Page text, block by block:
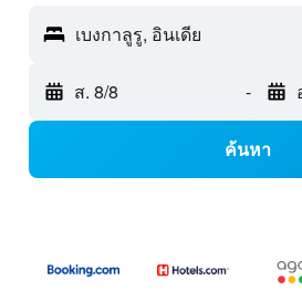
เบงกาลูรู, อินเดีย
ส. 8/8 -
ค้นหา